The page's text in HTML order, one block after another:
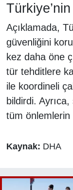
Açıklamada,
güvenliğini
kez daha öne
tür tehditlere
ile koordineli
bildirdi.
tüm önlemlerin
Kaynak: DHA